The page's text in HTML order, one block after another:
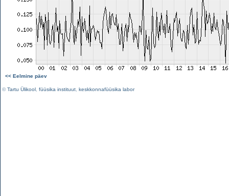
<< Eelmine päev
©Tartu Ülikool füüsika instituut keskkonnafüüsika labor